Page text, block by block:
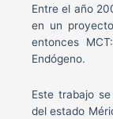
Entre el año
en un
entonces
Endógeno.
Este trabajo
del estado